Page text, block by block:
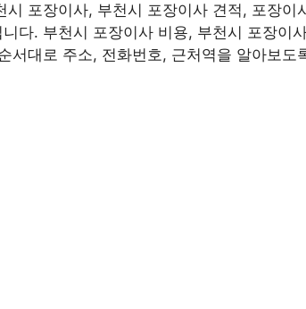
포장이사, 부천시 포장이사 견적, 포장
다. 부천시 포장이사 비용, 부천시 포장이
서대로 주소, 전화번호, 근처역을 알아보도